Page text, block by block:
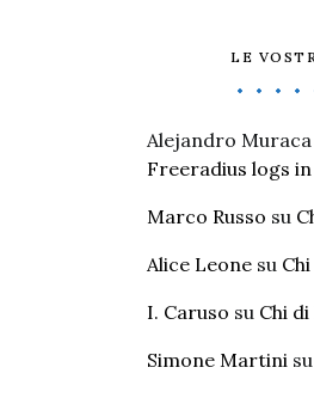
LE
Alejandro Muraca
Freeradius logs in
Marco Russo su
Alice Leone su
I. Caruso su Chi
Simone Martini su